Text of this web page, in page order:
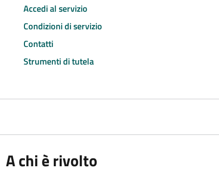
Accedi al servizio
Condizioni di servizio
Contatti
Strumenti di tutela
A chi è rivolto